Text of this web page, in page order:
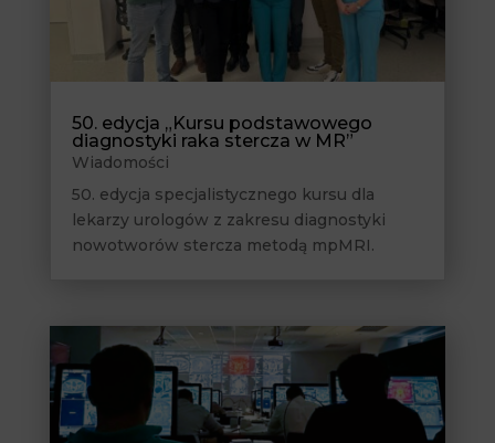
50. edycja „Kursu podstawowego
diagnostyki raka stercza w MR”
Wiadomości
50. edycja specjalistycznego kursu dla
lekarzy urologów z zakresu diagnostyki
nowotworów stercza metodą mpMRI.